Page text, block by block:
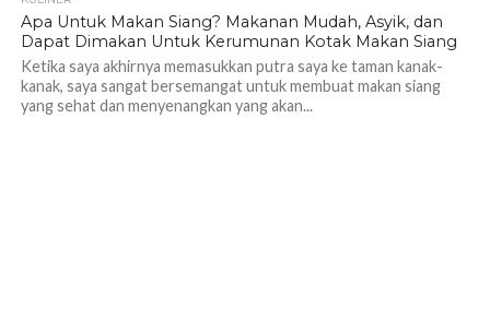
Apa Untuk Makan Siang? Makanan Mudah, Asyik, dan
Dapat Dimakan Untuk Kerumunan Kotak Makan Siang
Ketika saya akhirnya memasukkan putra saya ke taman kanak-
kanak, saya sangat bersemangat untuk membuat makan siang
yang sehat dan menyenangkan yang akan...